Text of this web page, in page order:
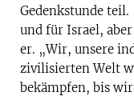
Gedenkstunde
und für Israel,
er. „Wir, unsere
zivilisierten Welt
bekämpfen, bis